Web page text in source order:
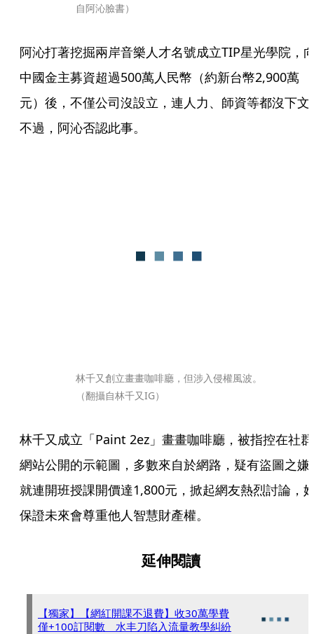
自阿沁臉書）
阿沁打著挖掘兩岸音樂人才名號成立TIP星光學院，
中國金主募資超過500萬人民幣（約新台幣2,900萬
元）後，不僅公司沒設立，連人力、師資等都沒下文
不過，阿沁否認此事。
林千又創立畫畫咖啡廳，但涉入侵權風波。
（翻攝自林千又IG）
林千又成立「Paint 2ez」畫畫咖啡廳，被指控在社群
網站公開的示範圖，多數來自於網路，疑有盜圖之嫌
就連開班授課開價達1,800元，掀起網友熱烈討論，
保證未來會尊重他人智慧財產權。
延伸閱讀
【獨家】【網紅開課不退費】收30萬學費
僅+100訂閱數 水丰刀陷入流量教學糾紛